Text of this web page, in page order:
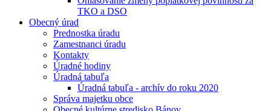
TKO a DSO
Obecný úrad
Prednostka úradu
Zamestnanci úradu
Kontakty
Úradné hodiny
Úradná tabuľa
Úradná tabuľa - archív do roku 2020
Správa majetku obce